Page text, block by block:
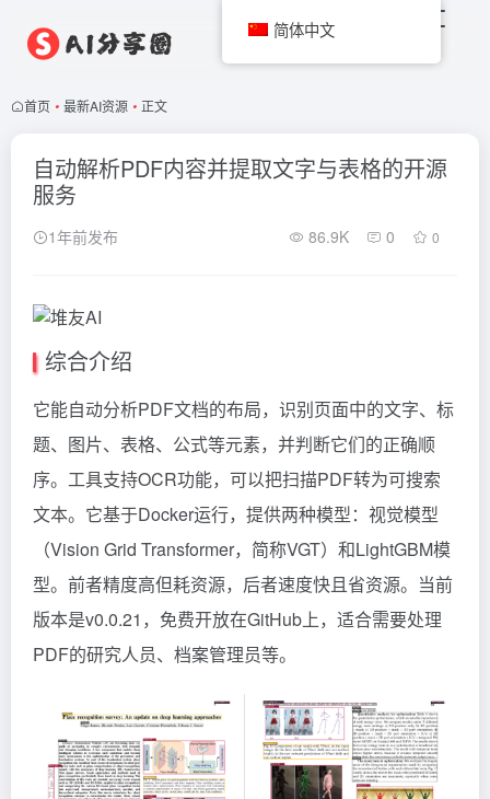
首页 • 最新AI资源 • 正文
自动解析PDF内容并提取文字与表格的开源
服务
1年前发布 86.9K 0 0
综合介绍
它能自动分析PDF文档的布局，识别页面中的文字、标
题、图片、表格、公式等元素，并判断它们的正确顺
序。工具支持OCR功能，可以把扫描PDF转为可搜索
文本。它基于Docker运行，提供两种模型：视觉模型
（Vision Grid Transformer，简称VGT）和LightGBM模
型。前者精度高但耗资源，后者速度快且省资源。当前
版本是v0.0.21，免费开放在GitHub上，适合需要处理
PDF的研究人员、档案管理员等。
简体中文